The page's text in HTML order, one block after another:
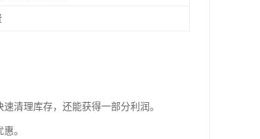
清理库存，还能获得一部分利润。
。